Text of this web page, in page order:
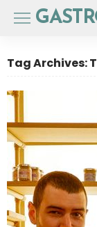
Tag Archives: